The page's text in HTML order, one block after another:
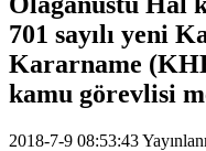
701 sayılı yeni
Kararname
kamu görevlisi
2018-7-9 08:53:43